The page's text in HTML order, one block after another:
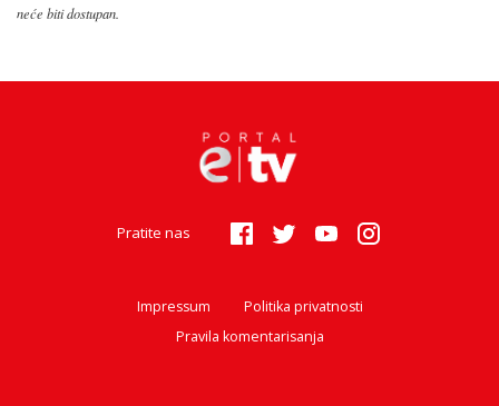
neće biti dostupan.
Pratite nas
Impressum
Politika privatnosti
Pravila komentarisanja